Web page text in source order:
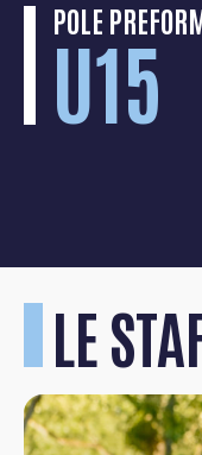
POLE
U15
LE